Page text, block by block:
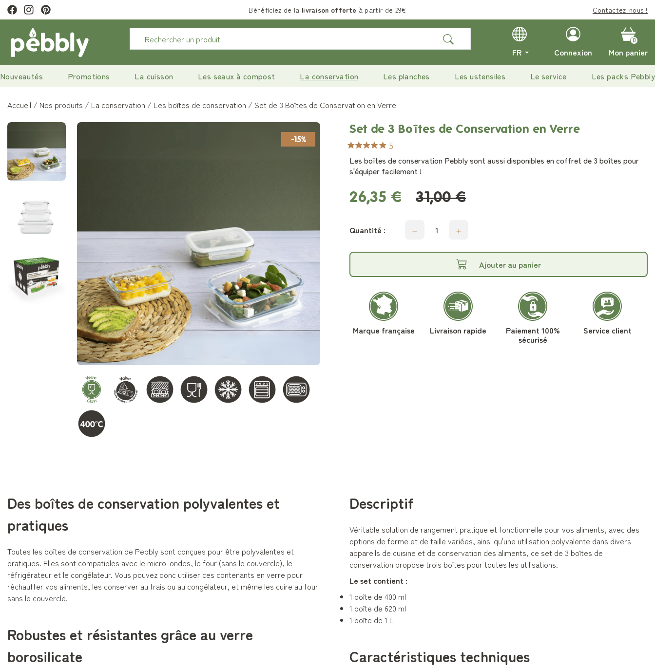
pour profiter de 10% de remise. Bénéficiez de la livraison offerte à partir de 29€ Contactez-nous !
FR Connexion Mon panier
0
Nouveautés Promotions La cuisson Les seaux à compost La conservation Les planches Les ustensiles Le service Les packs Pebbly
Accueil Nos produits La conservation Les boîtes de conservation Set de 3 Boîtes de Conservation en Verre
-15%
Set de 3 Boîtes de Conservation en Verre
5
Les boîtes de conservation Pebbly sont aussi disponibles en coffret de 3 boîtes pour
s'équiper facilement !
26,35 € 31,00 €
Quantité :
Ajouter au panier
Marque française Livraison rapide Paiement 100%
sécurisé
Service client
Des boîtes de conservation polyvalentes et
pratiques
Toutes les boîtes de conservation de Pebbly sont conçues pour être polyvalentes et
pratiques. Elles sont compatibles avec le micro-ondes, le four (sans le couvercle), le
réfrigérateur et le congélateur. Vous pouvez donc utiliser ces contenants en verre pour
réchauffer vos aliments, les conserver au frais ou au congélateur, et même les cuire au four
sans le couvercle.
Robustes et résistantes grâce au verre
borosilicate
Descriptif
Véritable solution de rangement pratique et fonctionnelle pour vos aliments, avec des
options de forme et de taille variées, ainsi qu'une utilisation polyvalente dans divers
appareils de cuisine et de conservation des aliments, ce set de 3 boîtes de
conservation propose trois boîtes pour toutes les utilisations.
Le set contient :
1 boîte de 400 ml
1 boîte de 620 ml
1 boîte de 1 L
Caractéristiques techniques